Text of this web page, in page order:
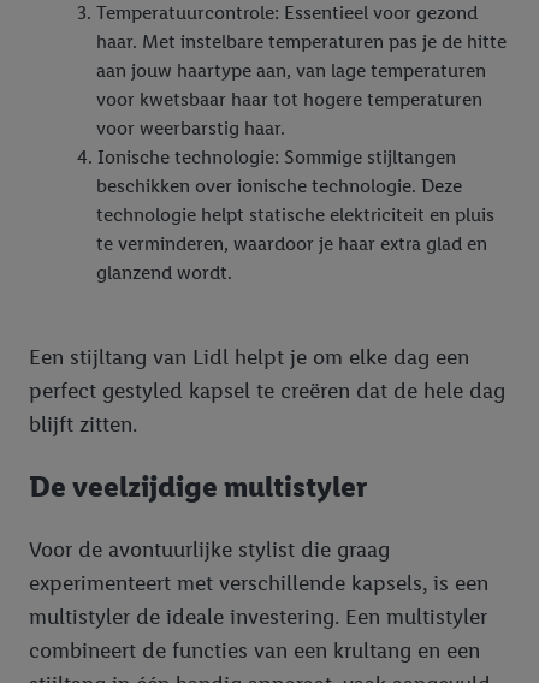
Temperatuurcontrole: Essentieel voor gezond
haar. Met instelbare temperaturen pas je de hitte
aan jouw haartype aan, van lage temperaturen
voor kwetsbaar haar tot hogere temperaturen
voor weerbarstig haar.
Ionische technologie: Sommige stijltangen
beschikken over ionische technologie. Deze
technologie helpt statische elektriciteit en pluis
te verminderen, waardoor je haar extra glad en
glanzend wordt.
Een stijltang van Lidl helpt je om elke dag een
perfect gestyled kapsel te creëren dat de hele dag
blijft zitten.
De veelzijdige multistyler
Voor de avontuurlijke stylist die graag
experimenteert met verschillende kapsels, is een
multistyler de ideale investering. Een multistyler
combineert de functies van een krultang en een